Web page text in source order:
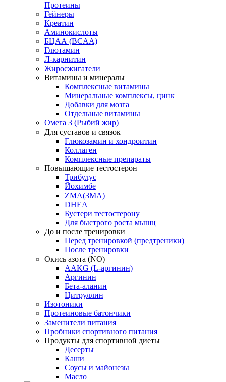
Протеины
Гейнеры
Креатин
Аминокислоты
БЦАА (BCAA)
Глютамин
Л-карнитин
Жиросжигатели
Витамины и минералы
Комплексные витамины
Минеральные комплексы, цинк
Добавки для мозга
Отдельные витамины
Омега 3 (Рыбий жир)
Для суставов и связок
Глюкозамин и хондроитин
Коллаген
Комплексные препараты
Повышающие тестостерон
Трибулус
Йохимбе
ZMA(ЗМА)
DHEA
Бустери тестостерону
Для быстрого роста мышц
До и после тренировки
Перед тренировкой (предтреники)
После тренировки
Окись азота (NO)
AAKG (L-аргинин)
Аргинин
Бета-аланин
Цитруллин
Изотоники
Протеиновые батончики
Заменители питания
Пробники спортивного питания
Продукты для спортивной диеты
Десерты
Каши
Соусы и майонезы
Масло